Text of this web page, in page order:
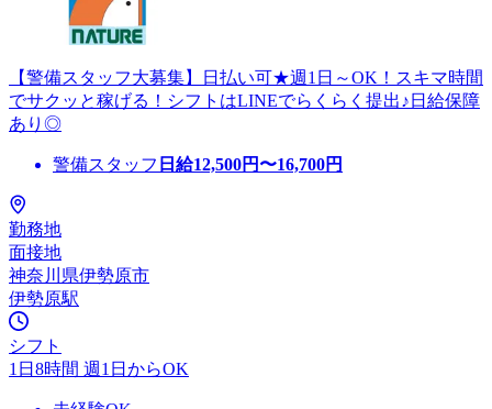
【警備スタッフ大募集】日払い可★週1日～OK！スキマ時間
でサクッと稼げる！シフトはLINEでらくらく提出♪日給保障
あり◎
警備スタッフ 日給12,500円〜16,700円
勤務地
面接地
神奈川県伊勢原市
伊勢原駅
シフト
1日8時間 週1日からOK